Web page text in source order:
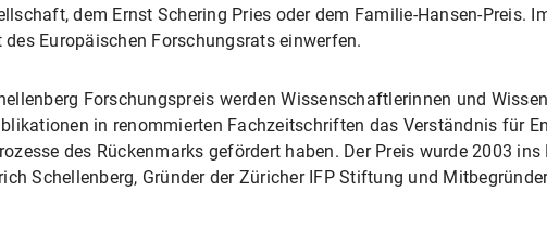
dem Ernst Schering Pries oder dem Familie-Hansen-Preis.
des Europäischen Forschungsrats einwerfen.
Forschungspreis werden Wissenschaftlerinnen und
in renommierten Fachzeitschriften das Verständnis für
des Rückenmarks gefördert haben. Der Preis wurde 2003
Schellenberg, Gründer der Züricher IFP Stiftung und